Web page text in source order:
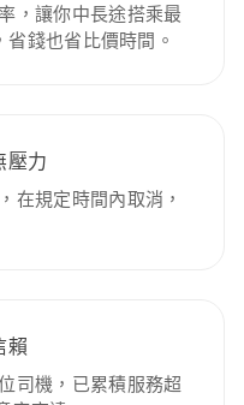
，讓你中長途搭乘最
錢也省比價時間。
壓力
在規定時間內取消，
賴
司機，已累積服務超